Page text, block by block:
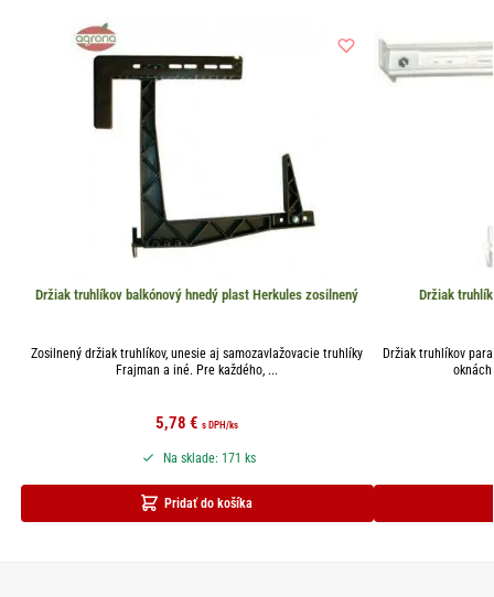
Držiak truhlíkov balkónový hnedý plast Herkules zosilnený
Zosilnený držiak truhlíkov, unesie aj samozavlažovacie truhlíky
Frajman a iné. Pre každého, ...
5,78€ s DPH/ks
Pridať do košíka
Na sklade: 171 ks
Držiak
Držiak truhlíkov